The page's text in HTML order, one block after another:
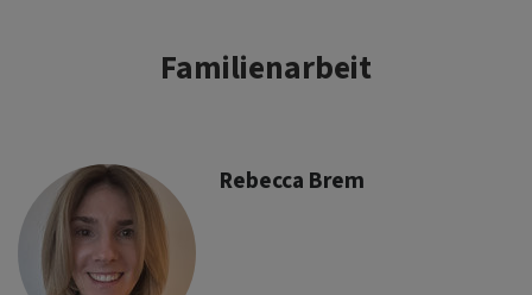
Familienarbeit
Rebecca Brem